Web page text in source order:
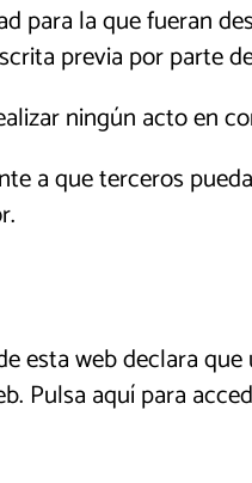
para la que fueran
previa por parte
ningún acto en
a que terceros
esta web declara
Pulsa aquí para